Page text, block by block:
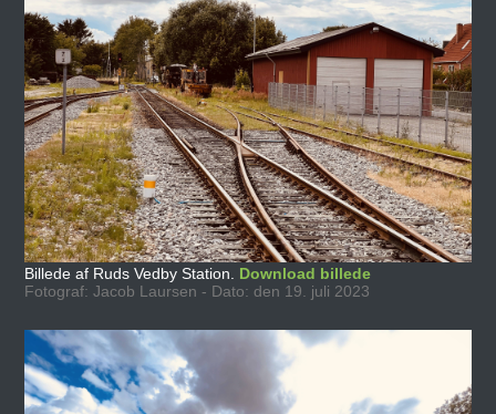
Billede af Ruds Vedby Station. Download billede
Fotograf: Jacob Laursen - Dato: den 19. juli 2023